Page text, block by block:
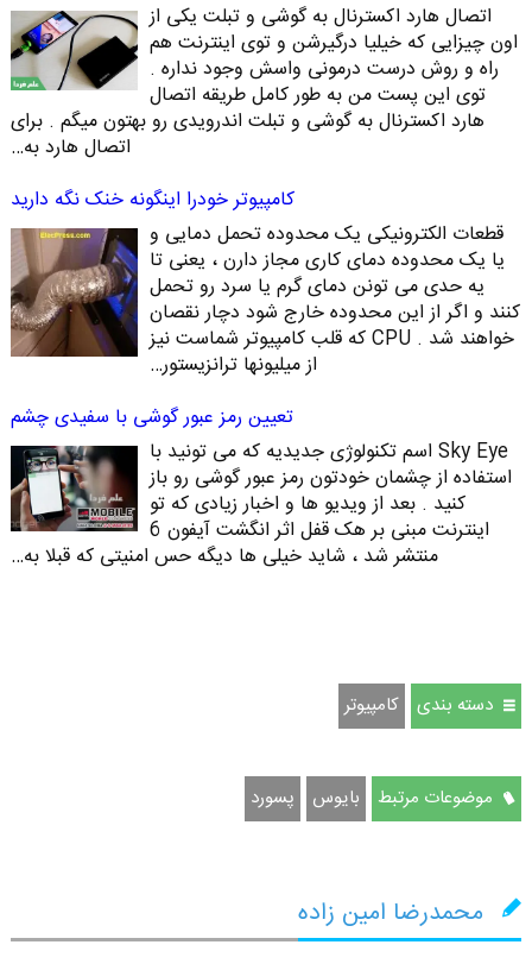
اتصال هارد اکسترنال به گوشی و تبلت یکی از
اون چیزایی که خیلیا درگیرشن و توی اینترنت هم
راه و روش درست درمونی واسش وجود نداره .
توی این پست من به طور کامل طریقه اتصال
هارد اکسترنال به گوشی و تبلت اندرویدی رو بهتون میگم . برای
اتصال هارد به…
کامپیوتر خودرا اینگونه خنک نگه دارید
قطعات الکترونیکی یک محدوده تحمل دمایی و
یا یک محدوده دمای کاری مجاز دارن ، یعنی تا
یه حدی می تونن دمای گرم یا سرد رو تحمل
کنند و اگر از این محدوده خارج شود دچار نقصان
خواهند شد . CPU که قلب کامپیوتر شماست نیز
از میلیونها ترانزیستور…
تعیین رمز عبور گوشی با سفیدی چشم
Sky Eye اسم تکنولوژی جدیدیه که می تونید با
استفاده از چشمان خودتون رمز عبور گوشی رو باز
کنید . بعد از ویدیو ها و اخبار زیادی که تو
اینترنت مبنی بر هک قفل اثر انگشت آیفون 6
منتشر شد ، شاید خیلی ها دیگه حس امنیتی که قبلا به…
دسته بندی كامپيوتر
موضوعات مرتبط بایوس پسورد
محمدرضا امین زاده